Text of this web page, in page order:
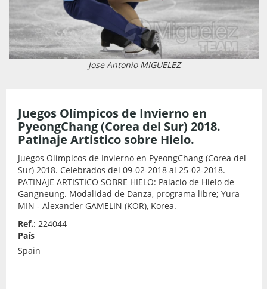
Jose Antonio MIGUELEZ
Juegos Olímpicos de Invierno en
PyeongChang (Corea del Sur) 2018.
Patinaje Artistico sobre Hielo.
Juegos Olímpicos de Invierno en PyeongChang (Corea del
Sur) 2018. Celebrados del 09-02-2018 al 25-02-2018.
PATINAJE ARTISTICO SOBRE HIELO: Palacio de Hielo de
Gangneung. Modalidad de Danza, programa libre; Yura
MIN - Alexander GAMELIN (KOR), Korea.
Ref.: 224044
País
Spain